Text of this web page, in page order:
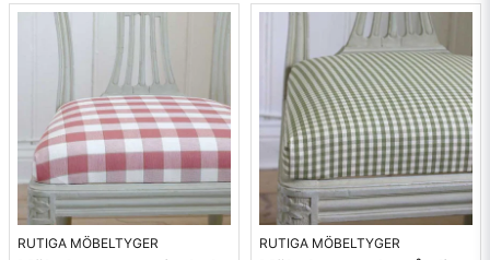
RUTIGA MÖBELTYGER RUTIGA MÖBELTYGER